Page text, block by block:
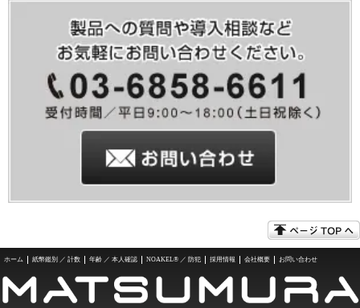
ホーム 紙幣鑑別 ／ 計数 年齢 ／ 本人確認 NOAKEL® ／ 防犯 採用情報 会社概要 お問い合わせ